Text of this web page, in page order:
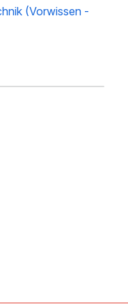
(Vorwissen -